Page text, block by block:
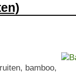
bamboo,